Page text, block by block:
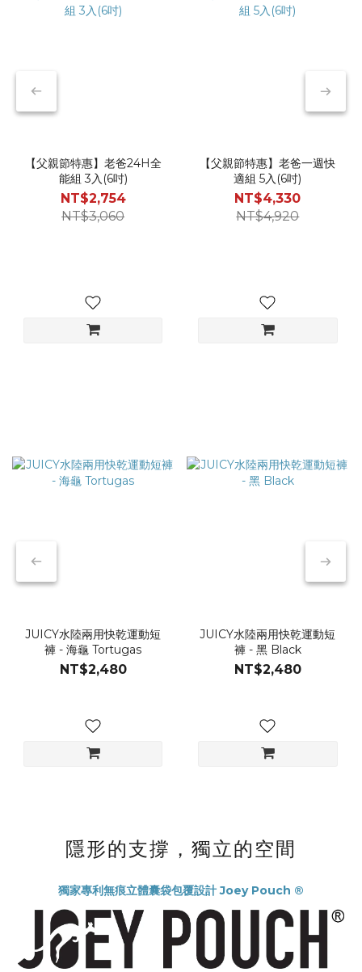
【父親節特惠】老爸24H全
能組 3入(6吋)
NT$2,754
NT$3,060
【父親節特惠】老爸一週快
適組 5入(6吋)
NT$4,330
NT$4,920
JUICY水陸兩用快乾運動短
褲 - 海龜 Tortugas
NT$2,480
JUICY水陸兩用快乾運動短
褲 - 黑 Black
NT$2,480
隱形的支撐，獨立的空間
獨家專利無痕立體囊袋包覆設計 Joey Pouch ®